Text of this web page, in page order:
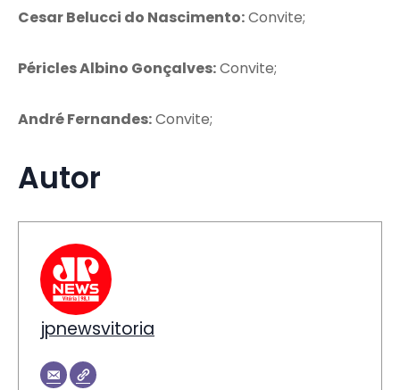
Cesar Belucci do Nascimento:Convite;
Péricles Albino Gonçalves:Convite;
André Fernandes:Convite;
Autor
jpnewsvitoria